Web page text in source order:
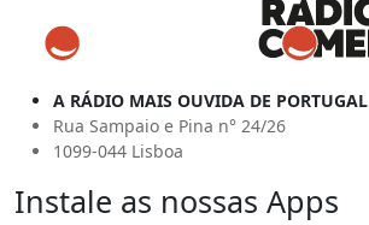
A RÁDIO MAIS OUVIDA DE PORTUGAL
Rua Sampaio e Pina n° 24/26
1099-044 Lisboa
Instale as nossas Apps